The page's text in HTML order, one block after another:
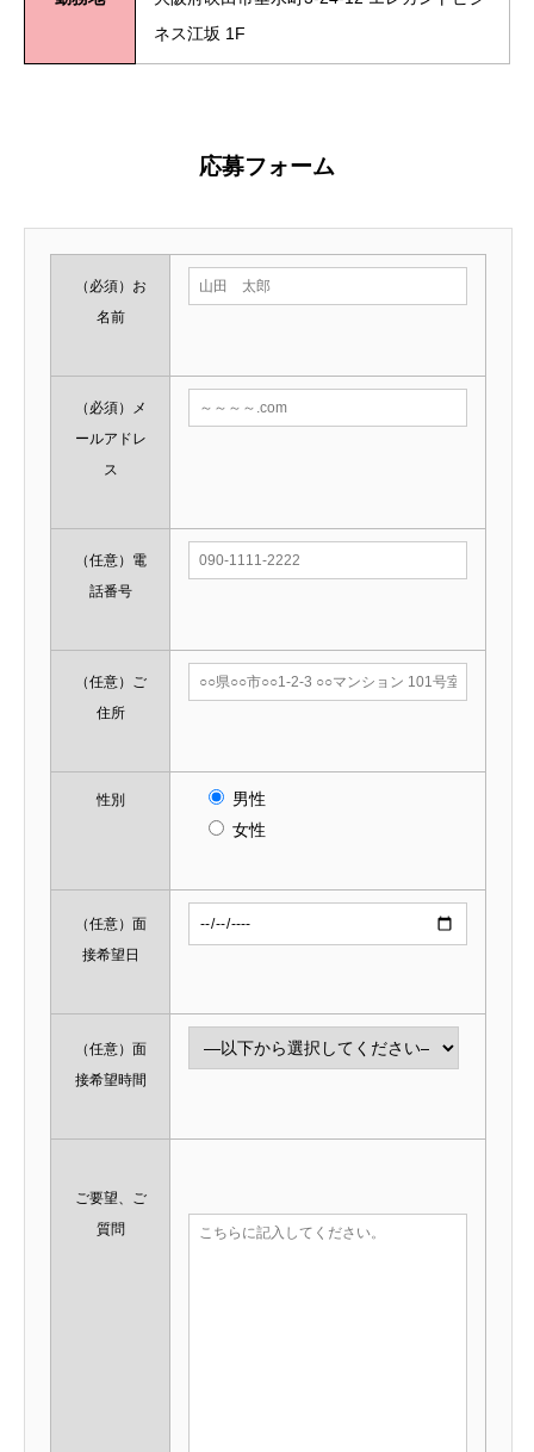
ネス江坂 1F
応募フォーム
（必須） お
名前
（必須）
メ
ールアドレ
ス
（任意） 電
話番号
（任意）
ご
住所
性別
男性
女性
（任意） 面
接希望日
（任意） 面
接希望時間
ご要望、ご
質問